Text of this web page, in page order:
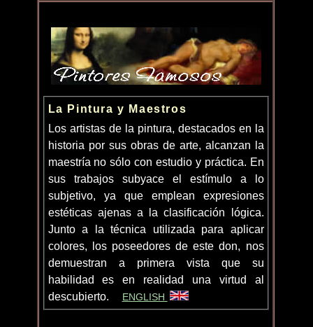
La Pintura y Maestros
Los artistas de la pintura, destacados en la
historia por sus obras de arte, alcanzan la
maestría no sólo con estudio y práctica. En
sus trabajos subyace el estímulo a lo
subjetivo, ya que emplean expresiones
estéticas ajenas a la clasificación lógica.
Junto a la técnica utilizada para aplicar
colores, los poseedores de este don, nos
demuestran a primera vista que su
habilidad es en realidad una virtud al
descubierto.
ENGLISH